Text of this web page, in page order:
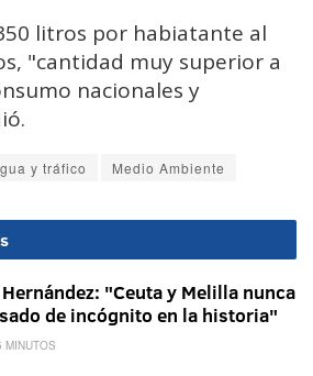
litros por habiatante al
"cantidad muy superior a
nacionales y
y tráfico Medio Ambiente
"Ceuta y Melilla nunca
de incógnito en la historia"
MINUTOS